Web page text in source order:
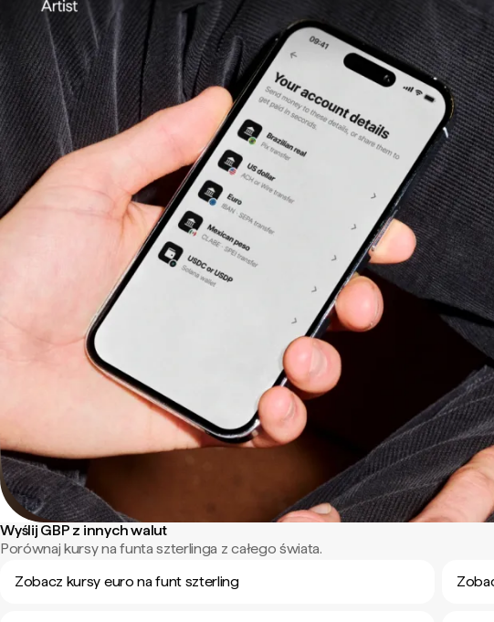
Wyślij GBP z innych walut
Porównaj kursy na funta szterlinga z całego świata.
Zobacz kursy euro na funt szterling